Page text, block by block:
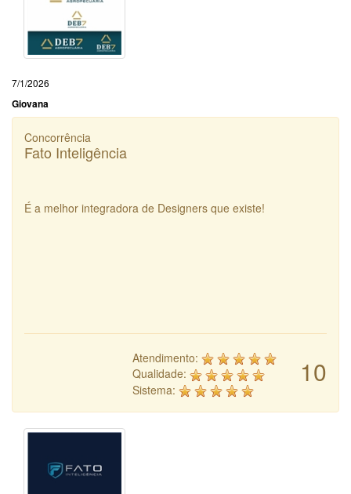
7/1/2026
Giovana
Concorrência
Fato Inteligência
É a melhor integradora de Designers que existe!
10
Atendimento:
Qualidade:
Sistema: